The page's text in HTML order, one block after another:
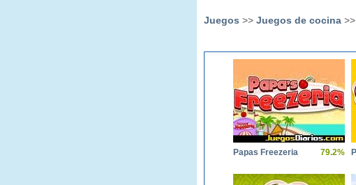
Juegos >> Juegos de cocina
Papas Freezeria 79.2%